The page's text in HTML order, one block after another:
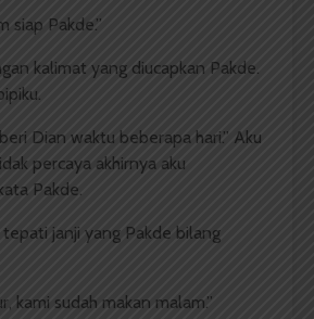
siap Pakde.”
kalimat yang diucapkan Pakde.
Dian waktu beberapa hari.” Aku
percaya akhirnya aku
Pakde.
janji yang Pakde bilang
kami sudah makan malam.”